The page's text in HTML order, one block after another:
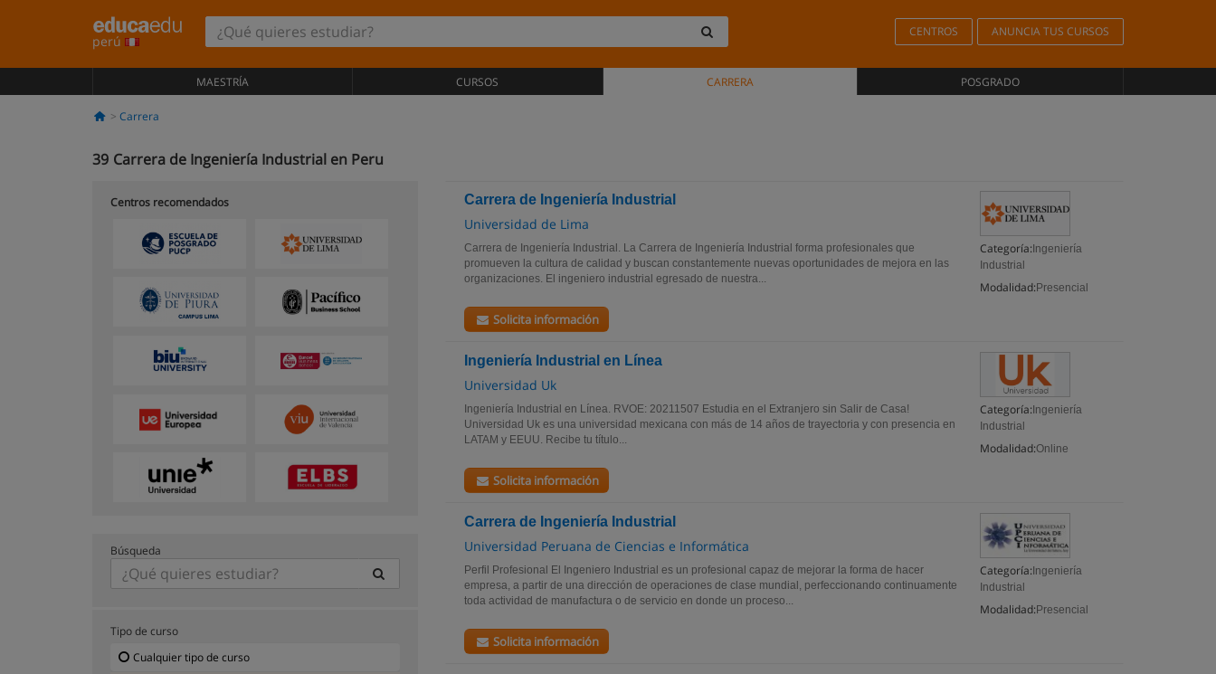
perú
CENTROS ANUNCIA TUS CURSOS
MAESTRÍA CURSOS CARRERA POSGRADO
Carrera
39 Carrera de Ingeniería Industrial en Peru
Carrera de Ingeniería Industrial
Universidad de Lima
Categoría: Ingeniería
Industrial
Modalidad: Presencial
Carrera de Ingeniería Industrial. La Carrera de Ingeniería Industrial forma profesionales que
promueven la cultura de calidad y buscan constantemente nuevas oportunidades de mejora en las
organizaciones. El ingeniero industrial egresado de nuestra...
Solicita información
Ingeniería Industrial en Línea
Universidad Uk
Categoría: Ingeniería
Industrial
Modalidad:Online
Ingeniería Industrial en Línea. RVOE: 20211507 Estudia en el Extranjero sin Salir de Casa!
Universidad Uk es una universidad mexicana con más de 14 años de trayectoria y con presencia en
LATAM y EEUU. Recibe tu título...
Solicita información
Carrera de Ingeniería Industrial
Universidad Peruana de Ciencias e Informática
Categoría: Ingeniería
Industrial
Modalidad: Presencial
Perfil Profesional El Ingeniero Industrial es un profesional capaz de mejorar la forma de hacer
empresa, a partir de una dirección de operaciones de clase mundial, perfeccionando continuamente
toda actividad de manufactura o de servicio en donde un proceso...
Solicita información
Centros recomendados
Búsqueda
Tipo de curso
Cualquier tipo de curso